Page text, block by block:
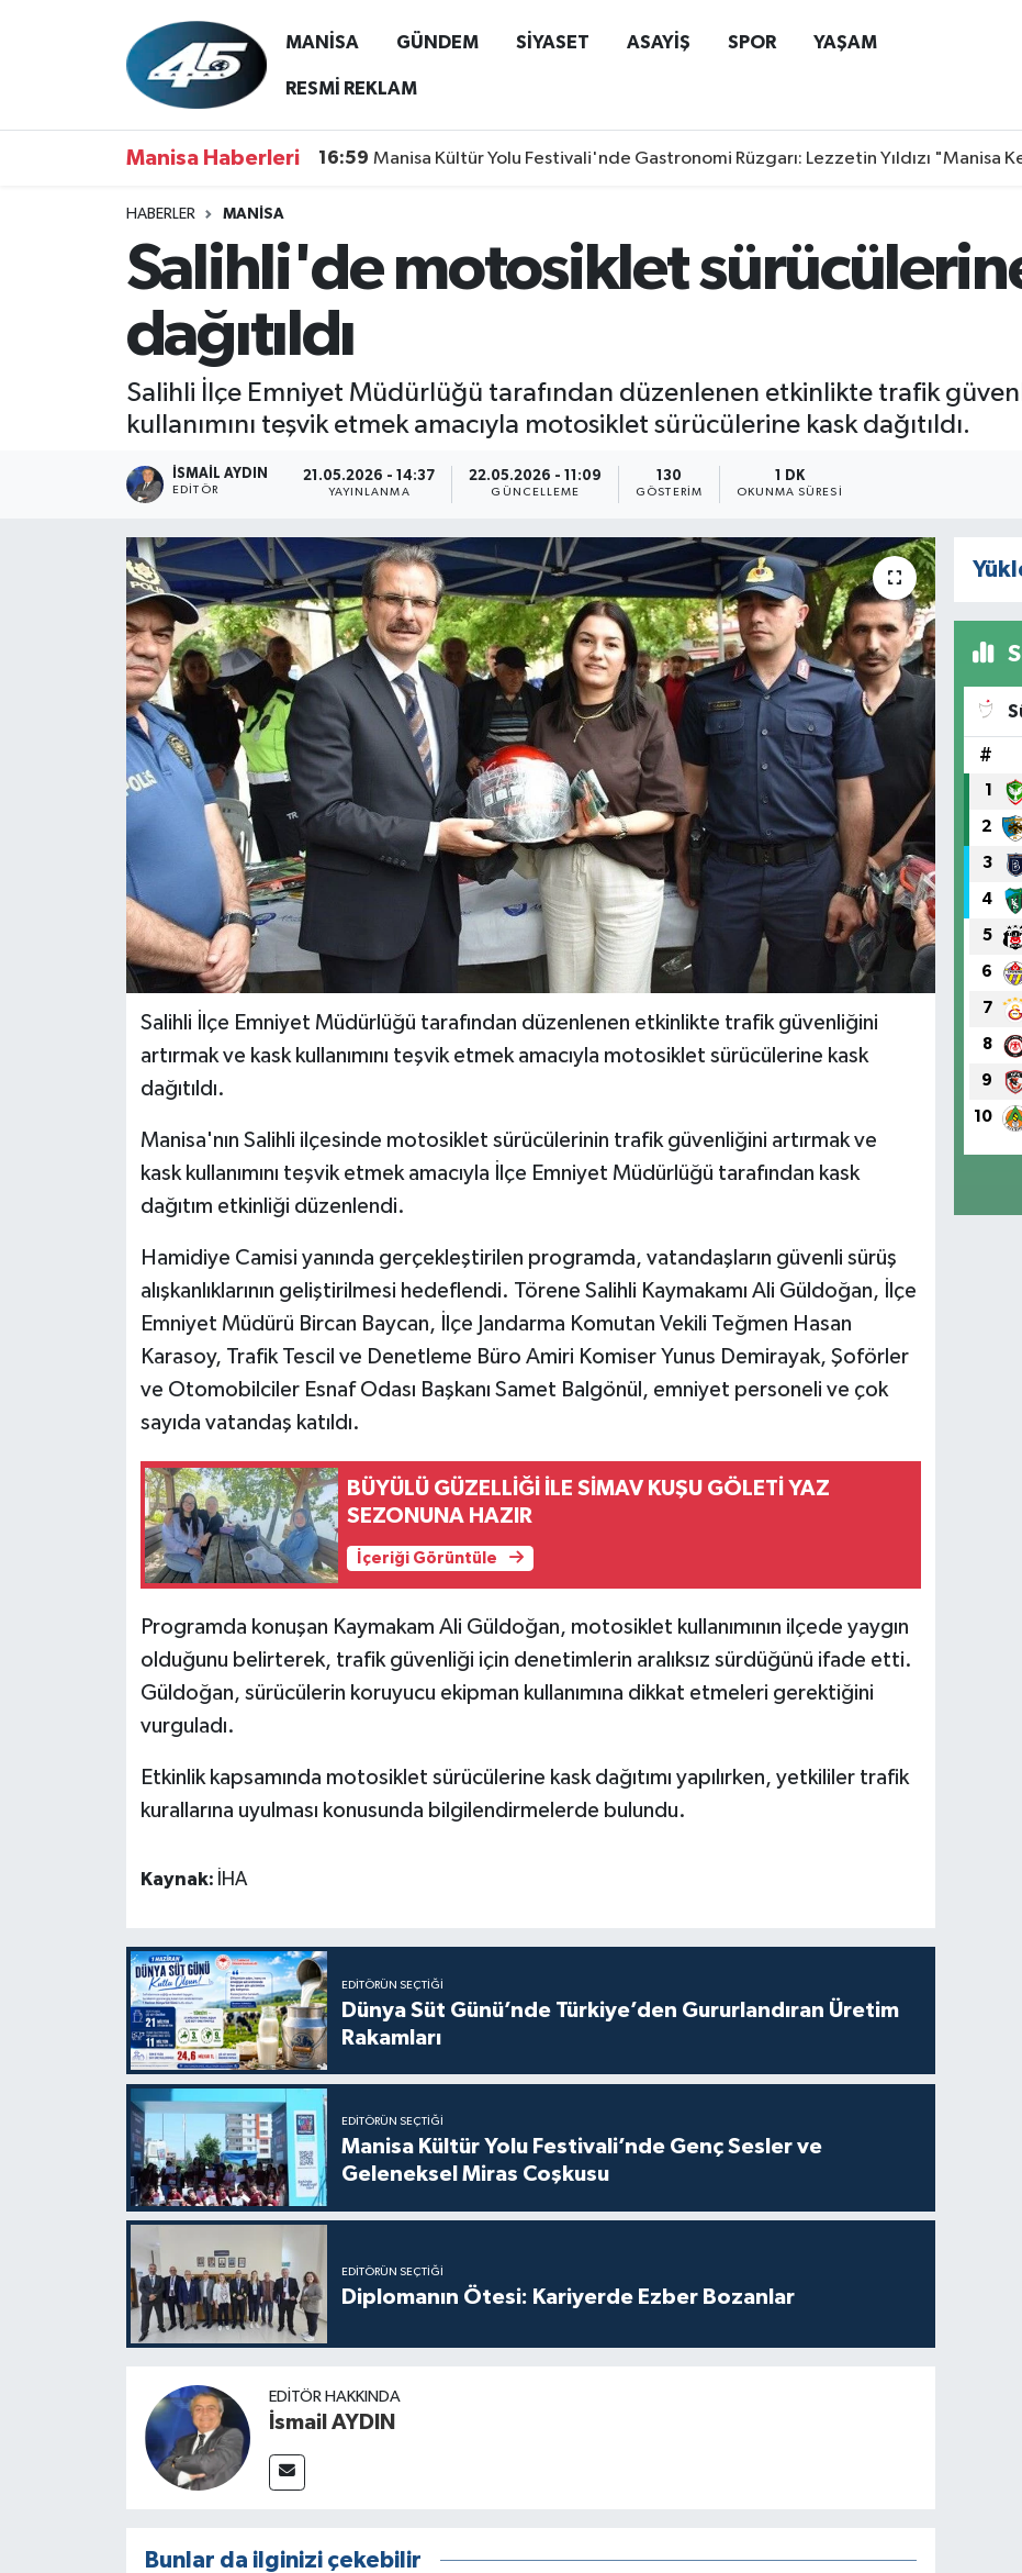
MANİSA GÜNDEM SİYASET ASAYİŞ SPOR YAŞAM
RESMİ REKLAM
Manisa Haberleri 16:59 Manisa Kültür Yolu Festivali'nde Gastronomi Rüzgarı: Lezzetin Yıldızı "Manisa
HABERLER MANİSA
Salihli'de motosiklet
dağıtıldı
Salihli İlçe Emniyet Müdürlüğü tarafından düzenlenen etkinlikte trafik
kullanımını teşvik etmek amacıyla motosiklet sürücülerine kask dağıtıldı.
İSMAIL AYDIN
EDITÖR
21.05.2026 - 14:37
YAYINLANMA
22.05.2026 - 11:09
GÜNCELLEME
130
GÖSTERIM
1 DK
OKUNMA SÜRESI
Salihli İlçe Emniyet Müdürlüğü tarafından düzenlenen etkinlikte trafik güvenliğini
artırmak ve kask kullanımını teşvik etmek amacıyla motosiklet sürücülerine kask
dağıtıldı.
Manisa'nın Salihli ilçesinde motosiklet sürücülerinin trafik güvenliğini artırmak ve
kask kullanımını teşvik etmek amacıyla İlçe Emniyet Müdürlüğü tarafından kask
dağıtım etkinliği düzenlendi.
Hamidiye Camisi yanında gerçekleştirilen programda, vatandaşların güvenli sürüş
alışkanlıklarının geliştirilmesi hedeflendi. Törene Salihli Kaymakamı Ali Güldoğan, İlçe
Emniyet Müdürü Bircan Baycan, İlçe Jandarma Komutan Vekili Teğmen Hasan
Karasoy, Trafik Tescil ve Denetleme Büro Amiri Komiser Yunus Demirayak, Şoförler
ve Otomobilciler Esnaf Odası Başkanı Samet Balgönül, emniyet personeli ve çok
sayıda vatandaş katıldı.
BÜYÜLÜ GÜZELLİĞİ İLE SİMAV KUŞU GÖLETİ YAZ
SEZONUNA HAZIR
İçeriği Görüntüle
Programda konuşan Kaymakam Ali Güldoğan, motosiklet kullanımının ilçede yaygın
olduğunu belirterek, trafik güvenliği için denetimlerin aralıksız sürdüğünü ifade etti.
Güldoğan, sürücülerin koruyucu ekipman kullanımına dikkat etmeleri gerektiğini
vurguladı.
Etkinlik kapsamında motosiklet sürücülerine kask dağıtımı yapılırken, yetkililer trafik
kurallarına uyulması konusunda bilgilendirmelerde bulundu.
Kaynak: İHA
EDITÖRÜN SEÇTIĞI
Dünya Süt Günü’nde Türkiye’den Gururlandıran Üretim
Rakamları
EDITÖRÜN SEÇTIĞI
Manisa Kültür Yolu Festivali’nde Genç Sesler ve
Geleneksel Miras Coşkusu
EDITÖRÜN SEÇTIĞI
Diplomanın Ötesi: Kariyerde Ezber Bozanlar
EDITÖR HAKKINDA
İsmail AYDIN
Bunlar da ilginizi çekebilir
#
1
2
3
4
5
6
7
8
9
10
MANİSA
RESMİ REKLAM
Hava Durumu
Tüm Manşetler
Son Dakika Haberleri